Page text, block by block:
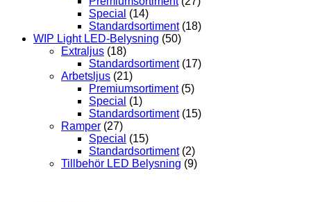
Special (14)
Standardsortiment (18)
WIP Light LED-Belysning (50)
Extraljus (18)
Standardsortiment (17)
Arbetsljus (21)
Premiumsortiment (5)
Special (1)
Standardsortiment (15)
Ramper (27)
Special (15)
Standardsortiment (2)
Tillbehör LED Belysning (9)